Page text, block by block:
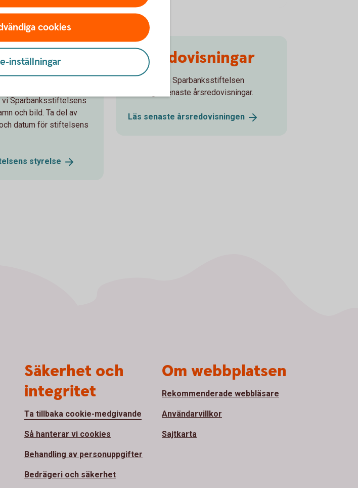
kretsloppet
och
vi Sparbanksstiftelsens
och bild. Ta del av
datum för stiftelsens
styrelse
Årsredovisningar
Här hittar du Sparbanksstiftelsen
Varbergs senaste årsredovisningar.
Läs senaste årsredovisningen
cookies
inställningar
Säkerhet och
integritet
Ta tillbaka cookie-medgivande
Så hanterar vi cookies
Behandling av personuppgifter
Bedrägeri och säkerhet
Om webbplatsen
Rekommenderade webbläsare
Användarvillkor
Sajtkarta